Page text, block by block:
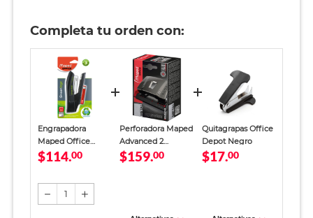
Completa tu orden con:
Engrapadora
Maped Office
Green Logic Negro
$114.00
1
Perforadora Maped
Advanced 2
Orificios
$159.00
Quitagrapas Office
Depot Negro
$17.00